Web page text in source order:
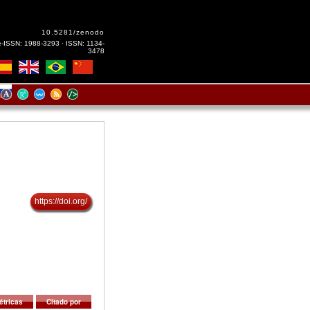
10.5281/zenodo
ISSN: 1988-3293 · ISSN: 1134-
3478
https://doi.org/
Citado por